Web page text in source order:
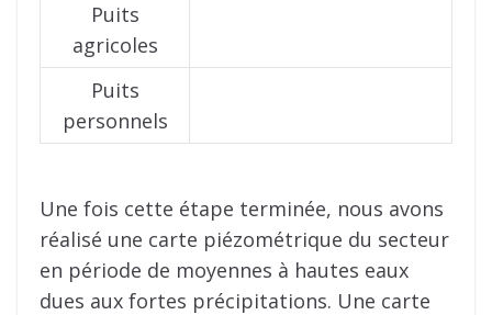
Puits
agricoles
Puits
personnels
Une fois cette étape terminée, nous avons
réalisé une carte piézométrique du secteur
en période de moyennes à hautes eaux
dues aux fortes précipitations. Une carte